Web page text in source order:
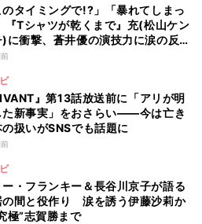
のタイミングで!?」「暴れてしまっ
『Tシャツが乾くまで』充(松山ケン
)に衝撃、蒼井優の演技力に涙の反
』第13話放送前に「アリが明
た新事実」をおさらい――今は亡き
の扱いがSNSでも話題に
ー・フランキー＆長谷川京子が語る
の間と役作り 涙を誘う伊藤沙莉か
極”志賀勝まで